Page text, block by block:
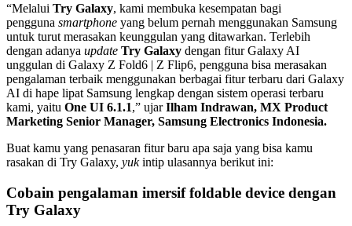
“Melalui Try Galaxy, kami membuka kesempatan bagi
pengguna smartphone yang belum pernah menggunakan Samsung
untuk turut merasakan keunggulan yang ditawarkan. Terlebih
dengan adanya update Try Galaxy dengan fitur Galaxy AI
unggulan di Galaxy Z Fold6 | Z Flip6, pengguna bisa merasakan
pengalaman terbaik menggunakan berbagai fitur terbaru dari Galaxy
AI di hape lipat Samsung lengkap dengan sistem operasi terbaru
kami, yaitu One UI 6.1.1,” ujarIlham Indrawan, MX Product
Marketing Senior Manager, Samsung Electronics Indonesia.
Buat kamu yang penasaran fitur baru apa saja yang bisa kamu
rasakan di Try Galaxy, yukintip ulasannya berikut ini:
Cobain pengalaman imersif foldable device dengan
Try Galaxy